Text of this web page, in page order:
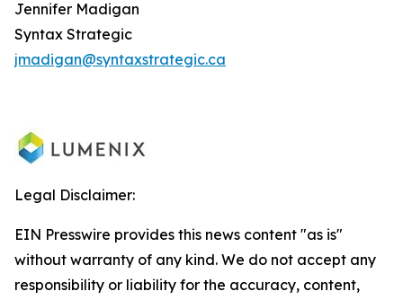
Jennifer Madigan
Syntax Strategic
jmadigan@syntaxstrategic.ca
Legal Disclaimer:
EIN Presswire provides this news content "as is"
without warranty of any kind. We do not accept any
responsibility or liability for the accuracy, content,